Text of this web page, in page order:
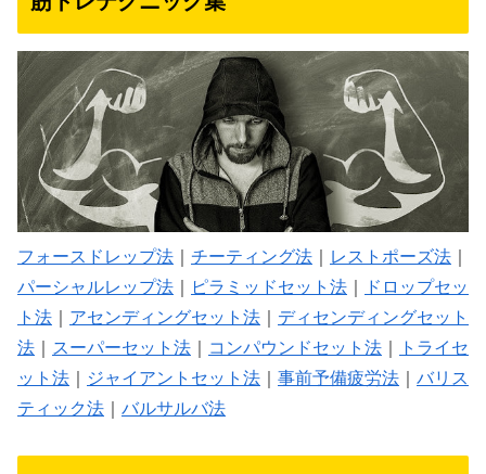
フォースドレップ法 チーティング法 レストポーズ法
パーシャルレップ法
ピラミッドセット法
ドロップセッ
ト法
アセンディングセット法
ディセンディングセット
法
スーパーセット法 コンパウンドセット法
トライセ
ット法
ジャイアントセット法 事前予備疲労法
バリス
ティック法
バルサルバ法